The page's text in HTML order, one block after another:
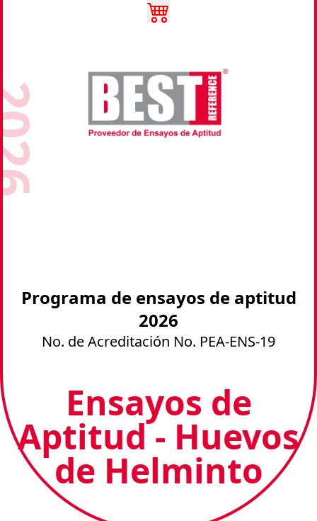
Programa de ensayos de aptitud
2026
No. de Acreditación No. PEA-ENS-19
Ensayos de
Aptitud - Huevos
de Helminto